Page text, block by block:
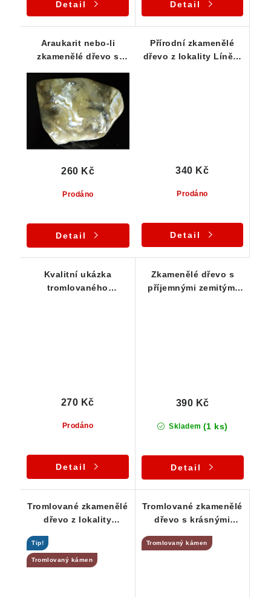
Detail Detail
Araukarit nebo-li
zkamenělé dřevo s
barvami
Prodáno
260 Kč
Detail
Přírodní zkamenělé
dřevo z lokality Líně u
Prodáno
340 Kč
Detail
Kvalitní ukázka
tromlovaného
Prodáno
270 Kč
Detail
Zkamenělé dřevo s
příjemnými zemitými
Skladem (1 ks)
390 Kč
Detail
Tromlované zkamenělé
dřevo z lokality
Tip!
Tromlovaný kámen
Tromlované zkamenělé
dřevo s krásnými
Tromlovaný kámen